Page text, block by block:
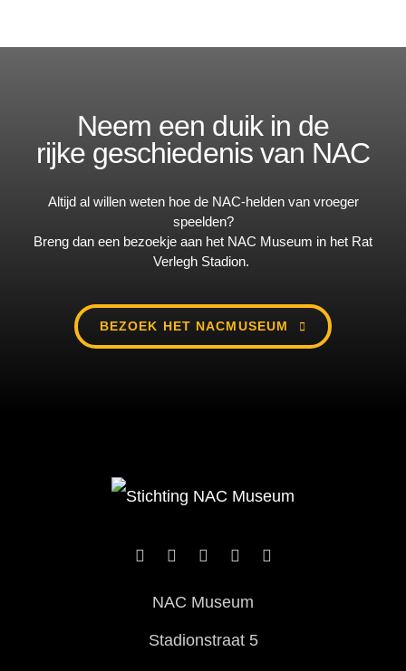
Neem een duik in de
rijke geschiedenis van NAC
Altijd al willen weten hoe de NAC-helden van vroeger
speelden?
Breng dan een bezoekje aan het NAC Museum in het Rat
Verlegh Stadion.
BEZOEK HET NACMUSEUM
NAC Museum
Stadionstraat 5